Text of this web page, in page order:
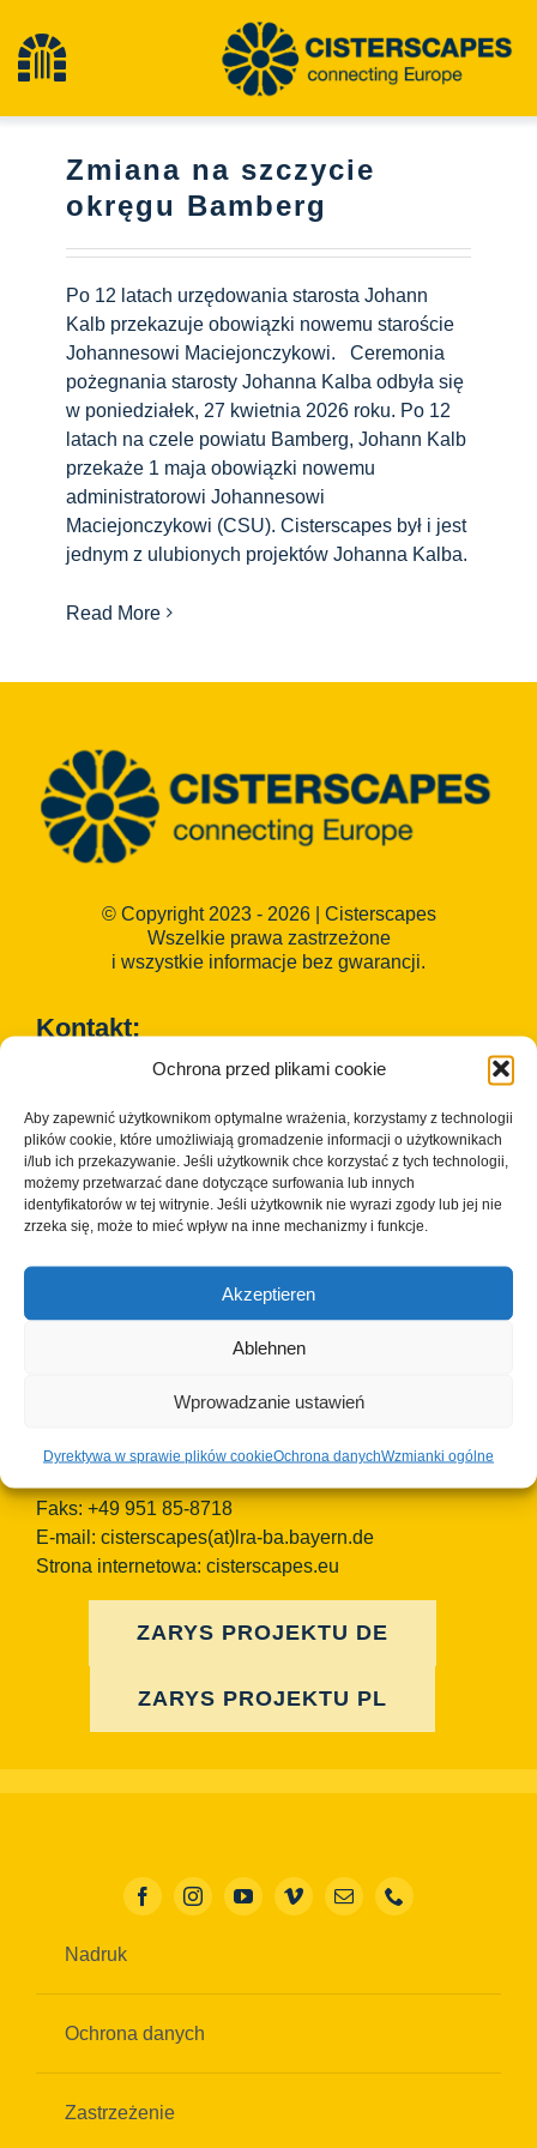
Ochrona przed plikami cookie
Aby zapewnić użytkownikom optymalne wrażenia, korzystamy z technologii
plików cookie, które umożliwiają gromadzenie informacji o użytkownikach
i/lub ich przekazywanie. Jeśli użytkownik chce korzystać z tych technologii,
możemy przetwarzać dane dotyczące surfowania lub innych
identyfikatorów w tej witrynie. Jeśli użytkownik nie wyrazi zgody lub jej nie
zrzeka się, może to mieć wpływ na inne mechanizmy i funkcje.
Akzeptieren
Ablehnen
Wprowadzanie ustawień
Dyrektywa w sprawie plików cookieOchrona danychWzmianki ogólne
treściPrzełącz
nawigację
Cysterny
Turystyka piesza
Najnowsze wiadomości
Wydarzenia
Centrum informacyjne
Pliki do pobrania
Dziedzictwo kulinarne
Łatwy język
Zmiana na szczycie
okręgu Bamberg
Po 12 latach urzędowania starosta Johann
Kalb przekazuje obowiązki nowemu staroście
Johannesowi Maciejonczykowi. Ceremonia
pożegnania starosty Johanna Kalba odbyła się
w poniedziałek, 27 kwietnia 2026 roku. Po 12
latach na czele powiatu Bamberg, Johann Kalb
przekaże 1 maja obowiązki nowemu
administratorowi Johannesowi
Maciejonczykowi (CSU). Cisterscapes był i jest
jednym z ulubionych projektów Johanna Kalba.
Read More
© Copyright 2023 - 2026 | Cisterscapes
Wszelkie prawa zastrzeżone
i wszystkie informacje bez gwarancji.
Kontakt:
European Heritage Label/Cisterscapes
Ludwigstrasse 23
96052 Bamberg
Niemcy
Mag.phil. Alexandra Baier, transnarodowa koordynacja
Znaku Dziedzictwa Europejskiego, e-mail:
Dr Rosa Karl, kierownik indywidualnego obiektu
Faks: +49 951 85-8718
E-mail: cisterscapes(at)lra-ba.bayern.de
Strona internetowa: cisterscapes.eu
ZARYS PROJEKTU DE
ZARYS PROJEKTU PL
Nadruk
Ochrona danych
Zastrzeżenie